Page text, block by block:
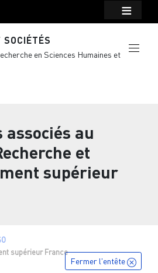
SOCIÉTÉS
en Sciences Humaines et
associés au
et
supérieur
supérieur France
Fermer l'entête